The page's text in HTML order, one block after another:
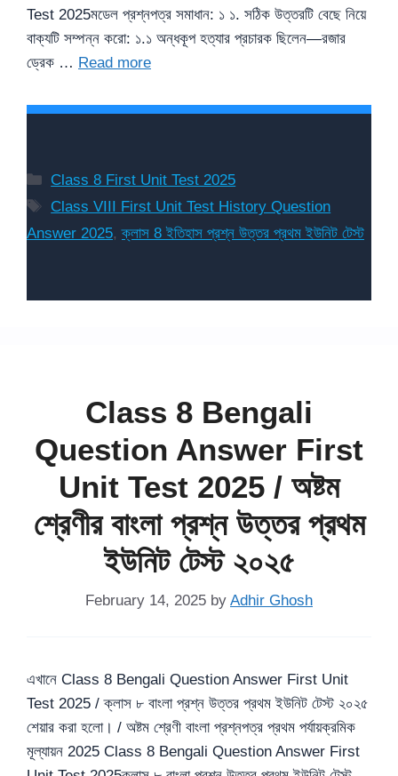
Test 2025মডেল প্রশ্নপত্র সমাধান: ১ ১. সঠিক উত্তরটি বেছে নিয়ে
বাক্যটি সম্পন্ন করো: ১.১ অন্ধকূপ হত্যার প্রচারক ছিলেন—রজার
ড্রেক … Read more
Categories
Class 8 First Unit Test 2025
Tags
Class VIII First Unit Test History Question
Answer 2025,ক্লাস 8 ইতিহাস প্রশ্ন উত্তর প্রথম ইউনিট টেস্ট
Class 8 Bengali
Question Answer First
Unit Test 2025 / অষ্টম
শ্রেণীর বাংলা প্রশ্ন উত্তর প্রথম
ইউনিট টেস্ট ২০২৫
February 14, 2025 by Adhir Ghosh
এখানে Class 8 Bengali Question Answer First Unit
Test 2025 / ক্লাস ৮ বাংলা প্রশ্ন উত্তর প্রথম ইউনিট টেস্ট ২০২৫
শেয়ার করা হলো। / অষ্টম শ্রেণী বাংলা প্রশ্নপত্র প্রথম পর্যায়ক্রমিক
মূল্যায়ন 2025 Class 8 Bengali Question Answer First